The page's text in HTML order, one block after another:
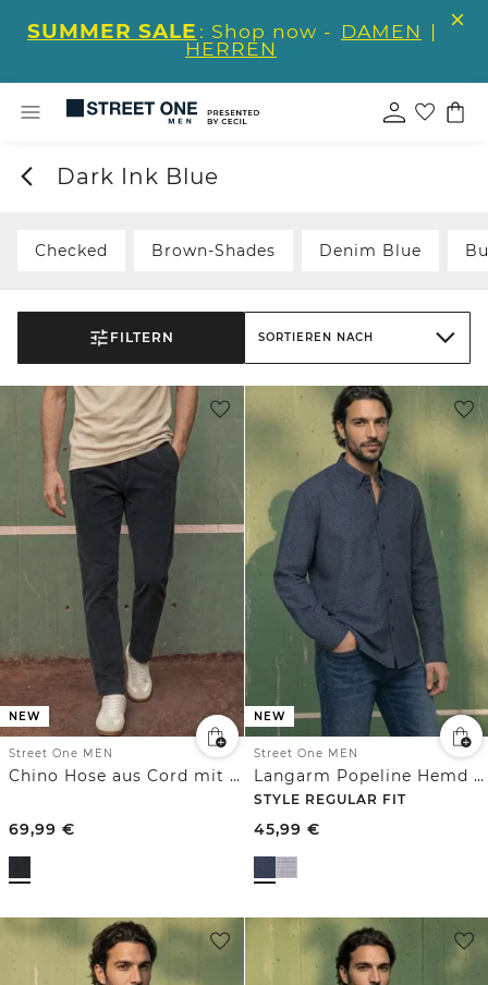
SUMMER SALE : Shop now - DAMEN |
HERREN
Dark Ink Blue
Checked Brown-Shades Denim Blue
FILTERN SORTIEREN NACH
NEW
Street One MEN
Chino Hose aus Cord mit Bügelfalten
69,99 €
NEW
Street One MEN
Langarm Popeline Hemd mit Print
STYLE REGULAR FIT
45,99 €